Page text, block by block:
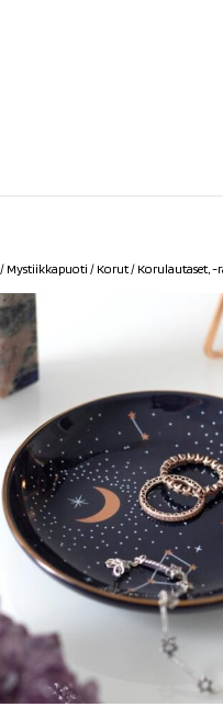
Mystiikkapuoti / Korut/ Korulautaset, -